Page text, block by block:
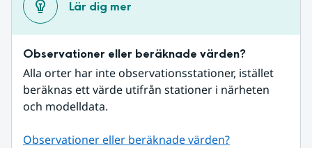
Lär dig mer
Observationer eller beräknade värden?
Alla orter har inte observationsstationer, istället
beräknas ett värde utifrån stationer i närheten
och modelldata.
Observationer eller beräknade värden?